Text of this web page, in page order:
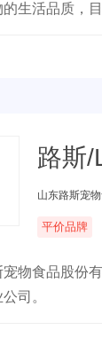
生活品质，
路斯/
山东路斯宠
平价品牌
宠物食品股份
司。